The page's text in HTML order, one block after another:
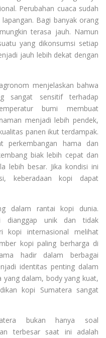
Perubahan cuaca sudah
Bagi banyak orang
terasa jauh. Namun
yang dikonsumsi setiap
jauh lebih dekat dengan
menjelaskan bahwa
sangat sensitif terhadap
bumi membuat
menjadi lebih pendek,
panen ikut terdampak.
perkembangan hama dan
biak lebih cepat dan
lebih besar. Jika kondisi ini
keberadaan kopi dapat
dalam rantai kopi dunia.
dianggap unik dan tidak
kopi internasional melihat
kopi paling berharga di
hadir dalam berbagai
identitas penting dalam
yang dalam, body yang kuat,
kopi Sumatera sangat
bukan hanya soal
terbesar saat ini adalah